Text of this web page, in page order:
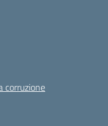
corruzione